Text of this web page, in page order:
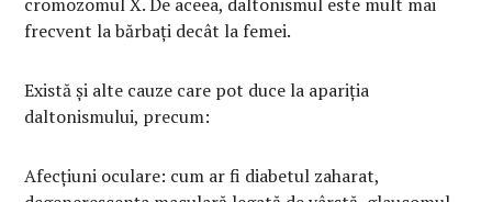
frecvent la bărbați decât la femei.
Există și alte cauze care pot duce la apariția
daltonismului, precum:
Afecțiuni oculare: cum ar fi diabetul zaharat,